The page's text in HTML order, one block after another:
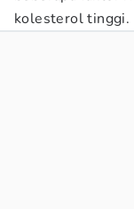
kolesterol tinggi.